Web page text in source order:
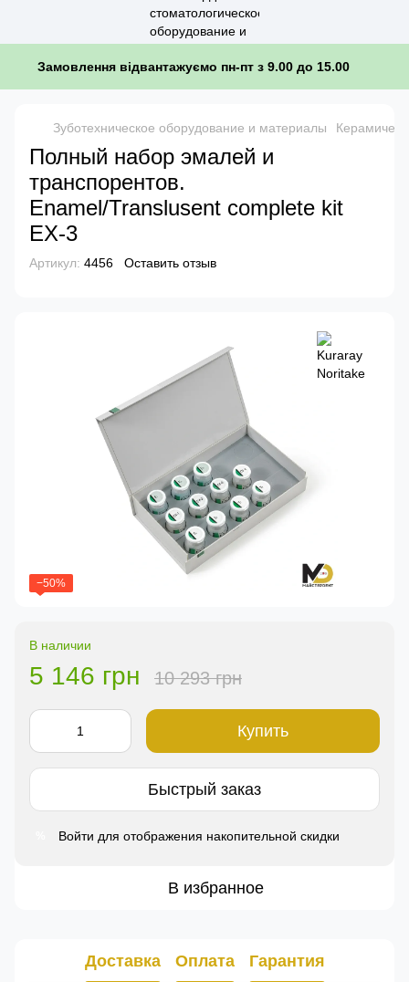
Замовлення відвантажуємо пн-пт з 9.00 до 15.00
Зуботехническое оборудование и материалы
Полный набор эмалей и
транспорентов.
Enamel/Translusent complete kit
EX-3
Артикул: 4456 Оставить отзыв
−50%
В наличии
5 146 грн 10 293 грн
Купить
Быстрый заказ
Войти для отображения накопительной скидки
В избранное
Доставка Оплата Гарантия